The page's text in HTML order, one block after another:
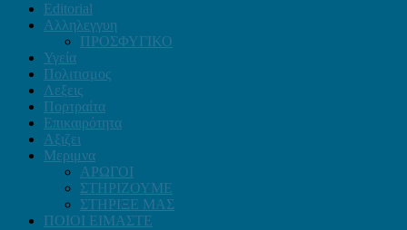
Editorial
Αλληλεγγυη
ΠΡΟΣΦΥΓΙΚΟ
Υγεία
Πολιτισμος
Λεξεις
Πορτραίτα
Επικαιρότητα
Αξιζει
Μεριμνα
ΑΡΩΓΟΙ
ΣΤΗΡΙΖΟΥΜΕ
ΣΤΗΡΙΞΕ ΜΑΣ
ΠΟΙΟΙ ΕΙΜΑΣΤΕ